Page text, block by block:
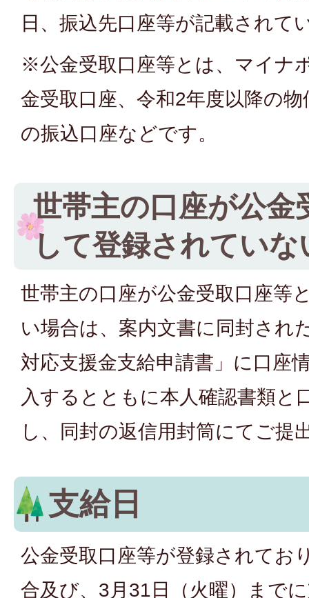
日、振込先口座等が記載されて
※公金受取口座等とは、マイナ
金受取口座、令和2年度以降の
の振込口座などです。
世帯主の口座が公金
して登録されていな
世帯主の口座が公金受取口座等
い場合は、案内文書に同封され
対応支援金支給申請書」に口座
入するとともに本人確認書類と
し、同封の返信用封筒にてご提
支給日
公金受取口座等が登録されてお
合及び、3月31日（火曜）まで